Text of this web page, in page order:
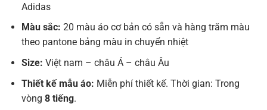
Adidas
Màu sắc: 20 màu áo cơ bản có sẵn và hàng trăm màu
theo pantone bảng màu in chuyển nhiệt
Size: Việt nam – châu Á – châu Âu
Thiết kế mẫu áo: Miễn phí thiết kế. Thời gian: Trong
vòng 8 tiếng.